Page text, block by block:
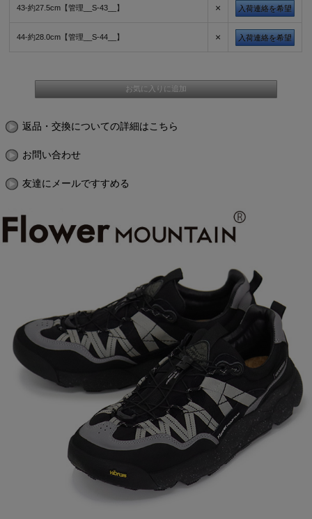
43-約27.5cm【管理__S-43__】 × 入荷連絡を希望
44-約28.0cm【管理__S-44__】 × 入荷連絡を希望
返品・交換についての詳細はこちら
お問い合わせ
友達にメールですすめる